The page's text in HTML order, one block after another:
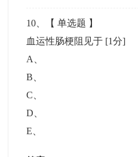
10 、【单选题 】
血运性肠梗阻见于 [1分]
A
B
C
D
E